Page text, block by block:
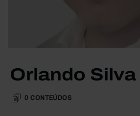
Orlando Silva
0 CONTEÚDOS